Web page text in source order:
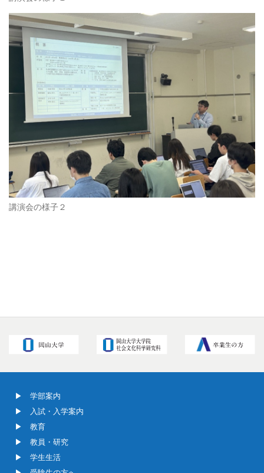
講演会の様子２
学部案内
入試・入学案内
教育
教員・研究
学生生活